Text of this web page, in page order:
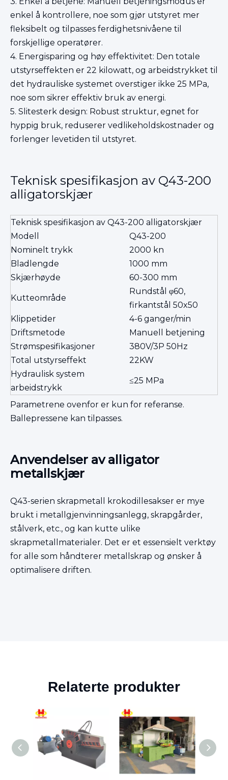
enkel å kontrollere, noe som gjør utstyret mer
fleksibelt og tilpasses ferdighetsnivåene til
forskjellige operatører.
4. Energisparing og høy effektivitet: Den totale
utstyrseffekten er 22 kilowatt, og arbeidstrykket til
det hydrauliske systemet overstiger ikke 25 MPa,
noe som sikrer effektiv bruk av energi.
5. Slitesterk design: Robust struktur, egnet for
hyppig bruk, reduserer vedlikeholdskostnader og
forlenger levetiden til utstyret.
Teknisk spesifikasjon av Q43-200
alligatorskjær
Teknisk spesifikasjon av Q43-200 alligatorskjær
Modell
Q43-200
Nominelt trykk
2000 kn
Bladlengde
1000 mm
Skjærhøyde
60-300 mm
Kutteområde
Rundstål φ60,
firkantstål 50x50
Klippetider
4-6 ganger/min
Driftsmetode
Manuell betjening
Strømspesifikasjoner
380V/3P 50Hz
Total utstyrseffekt
22KW
Hydraulisk system
arbeidstrykk
≤25 MPa
Parametrene ovenfor er kun for referanse.
Ballepressene kan tilpasses.
Anvendelser av alligator
metallskjær
Q43-serien skrapmetall krokodillesakser er mye
brukt i metallgjenvinningsanlegg, skrapgårder,
stålverk, etc., og kan kutte ulike
skrapmetallmaterialer. Det er et essensielt verktøy
for alle som håndterer metallskrap og ønsker å
optimalisere driften.
Relaterte produkter